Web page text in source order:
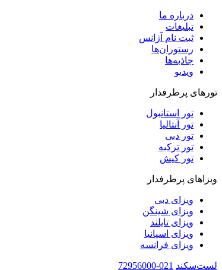
درباره ما
تبلیغات
ثبت نام آژانس
رستوران‌ها
جاذبه‌ها
ویدیو‌
تورهای پرطرفدار
تور استانبول
تور آنتالیا
تور دبی
تور ترکیه
تور کیش
ویزاهای پرطرفدار
ویزای دبی
ویزای شینگن
ویزای تایلند
ویزای اسپانیا
ویزای فرانسه
لست‌سکند 021-72956000